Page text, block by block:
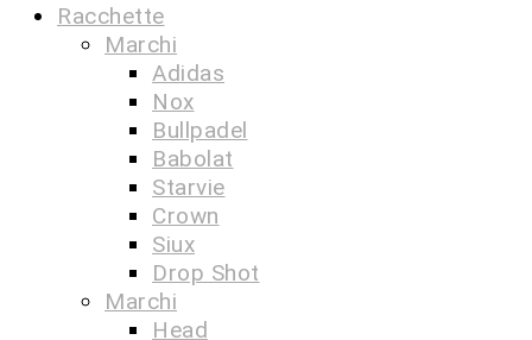
Racchette
Marchi
Adidas
Nox
Bullpadel
Babolat
Starvie
Crown
Siux
Drop Shot
Marchi
Head